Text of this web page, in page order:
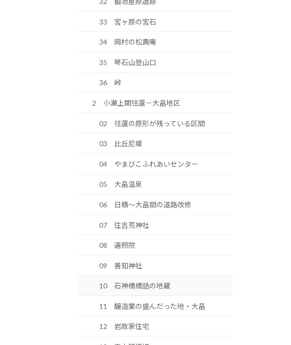
33 宮ヶ原の宮石
34 岡村の松壽庵
35 琴石山登山口
36 峠
2 小瀬上関往還－大畠地区
02 往還の原形が残っている区間
03 比丘尼堰
04 やまびこふれあいセンター
05 大畠温泉
06 日積～大畠間の道路改修
07 住吉荒神社
08 遍照院
09 善知神社
10 石神橋橋詰の地蔵
11 醸造業の盛んだった地・大畠
12 岩政家住宅